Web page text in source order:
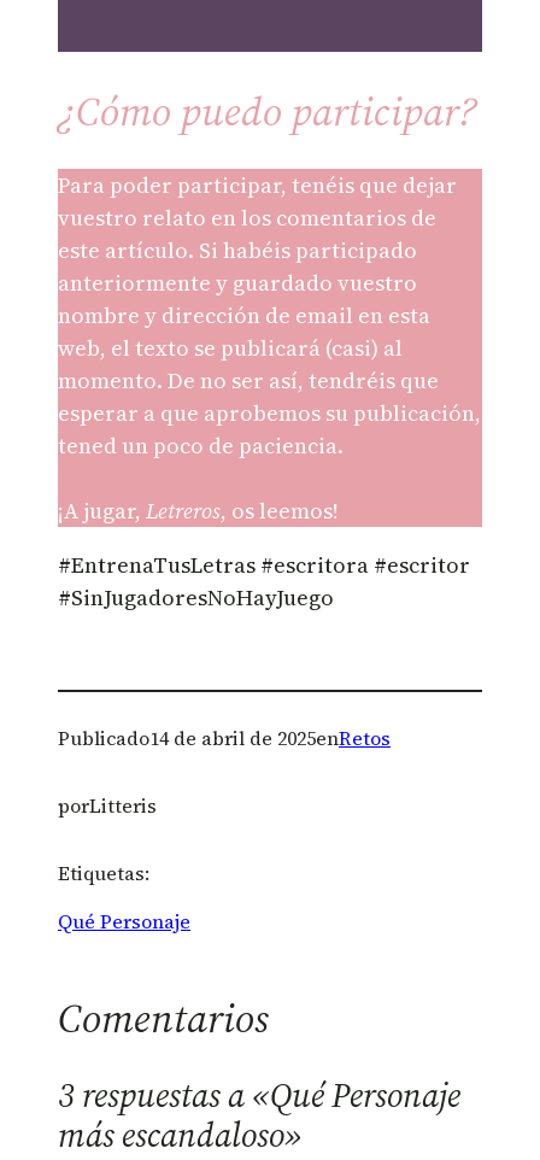
¿Cómo puedo participar?
Para poder participar, tenéis que dejar
vuestro relato en los comentarios de
este artículo. Si habéis participado
anteriormente y guardado vuestro
nombre y dirección de email en esta
web, el texto se publicará (casi) al
momento. De no ser así, tendréis que
esperar a que aprobemos su publicación,
tened un poco de paciencia.
¡A jugar, Letreros, os leemos!
#EntrenaTusLetras #escritora #escritor
#SinJugadoresNoHayJuego
Publicado14 de abril de 2025enRetos
porLitteris
Etiquetas:
Qué Personaje
Comentarios
3 respuestas a «Qué Personaje
más escandaloso»